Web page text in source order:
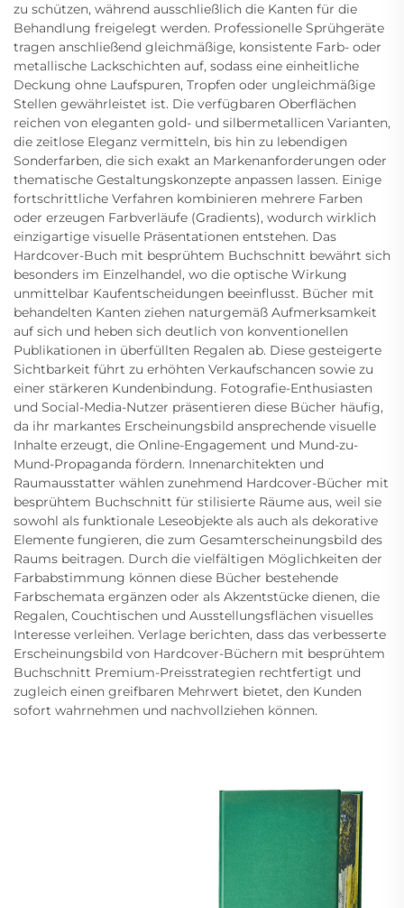
zu schützen, während ausschließlich die Kanten für die
Behandlung freigelegt werden. Professionelle Sprühgeräte
tragen anschließend gleichmäßige, konsistente Farb- oder
metallische Lackschichten auf, sodass eine einheitliche
Deckung ohne Laufspuren, Tropfen oder ungleichmäßige
Stellen gewährleistet ist. Die verfügbaren Oberflächen
reichen von eleganten gold- und silbermetallicen Varianten,
die zeitlose Eleganz vermitteln, bis hin zu lebendigen
Sonderfarben, die sich exakt an Markenanforderungen oder
thematische Gestaltungskonzepte anpassen lassen. Einige
fortschrittliche Verfahren kombinieren mehrere Farben
oder erzeugen Farbverläufe (Gradients), wodurch wirklich
einzigartige visuelle Präsentationen entstehen. Das
Hardcover-Buch mit besprühtem Buchschnitt bewährt sich
besonders im Einzelhandel, wo die optische Wirkung
unmittelbar Kaufentscheidungen beeinflusst. Bücher mit
behandelten Kanten ziehen naturgemäß Aufmerksamkeit
auf sich und heben sich deutlich von konventionellen
Publikationen in überfüllten Regalen ab. Diese gesteigerte
Sichtbarkeit führt zu erhöhten Verkaufschancen sowie zu
einer stärkeren Kundenbindung. Fotografie-Enthusiasten
und Social-Media-Nutzer präsentieren diese Bücher häufig,
da ihr markantes Erscheinungsbild ansprechende visuelle
Inhalte erzeugt, die Online-Engagement und Mund-zu-
Mund-Propaganda fördern. Innenarchitekten und
Raumausstatter wählen zunehmend Hardcover-Bücher mit
besprühtem Buchschnitt für stilisierte Räume aus, weil sie
sowohl als funktionale Leseobjekte als auch als dekorative
Elemente fungieren, die zum Gesamterscheinungsbild des
Raums beitragen. Durch die vielfältigen Möglichkeiten der
Farbabstimmung können diese Bücher bestehende
Farbschemata ergänzen oder als Akzentstücke dienen, die
Regalen, Couchtischen und Ausstellungsflächen visuelles
Interesse verleihen. Verlage berichten, dass das verbesserte
Erscheinungsbild von Hardcover-Büchern mit besprühtem
Buchschnitt Premium-Preisstrategien rechtfertigt und
zugleich einen greifbaren Mehrwert bietet, den Kunden
sofort wahrnehmen und nachvollziehen können.